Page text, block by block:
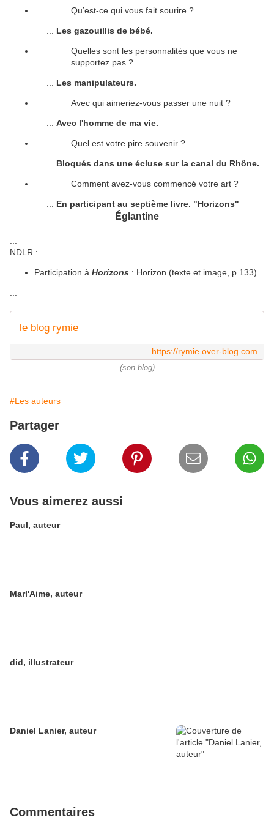
Qu’est-ce qui vous fait sourire ?
Les gazouillis de bébé.
Quelles sont les personnalités que vous ne
supportez pas ?
Les manipulateurs.
Avec qui aimeriez-vous passer une nuit ?
Avec l'homme de ma vie.
Quel est votre pire souvenir ?
Bloqués dans une écluse sur la canal du Rhône.
Comment avez-vous commencé votre art ?
En participant au septième livre. "Horizons"
Églantine
NDLR :
Participation à Horizons : Horizon (texte et image, p.133)
le blog rymie
https://rymie.over-blog.com
(son blog)
#Les auteurs
Partager
Vous aimerez aussi
Paul, auteur
Marl'Aime, auteur
did, illustrateur
Daniel Lanier, auteur
Commentaires